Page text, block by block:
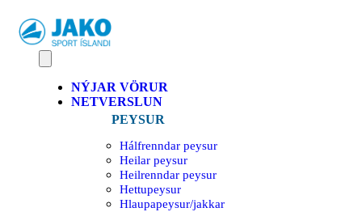
NÝJAR VÖRUR
NETVERSLUN
PEYSUR
Hálfrenndar peysur
Heilar peysur
Heilrenndar peysur
Hettupeysur
Hlaupapeysur/jakkar